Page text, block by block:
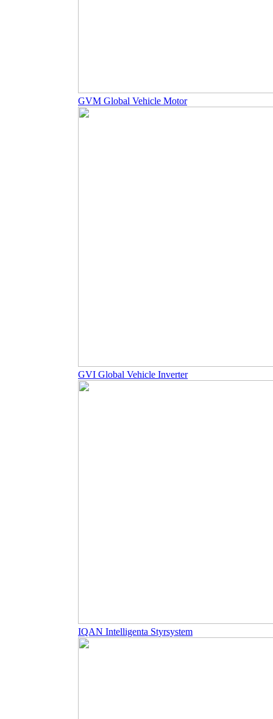
GVM Global Vehicle Motor
GVI Global Vehicle Inverter
IQAN Intelligenta Styrsystem